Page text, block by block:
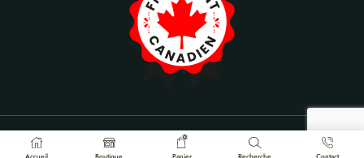
0
Propulsé par DYNAMIC-ARTS